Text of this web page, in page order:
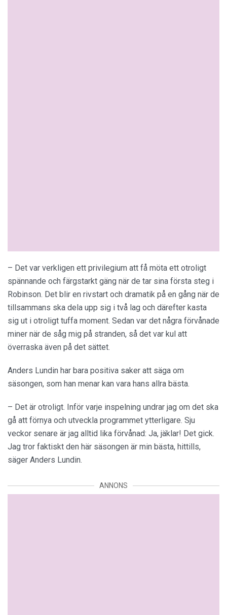
– Det var verkligen ett privilegium att få möta ett otroligt
spännande och färgstarkt gäng när de tar sina första steg i
Robinson. Det blir en rivstart och dramatik på en gång när de
tillsammans ska dela upp sig i två lag och därefter kasta
sig ut i otroligt tuffa moment. Sedan var det några förvånade
miner när de såg mig på stranden, så det var kul att
överraska även på det sättet.
Anders Lundin har bara positiva saker att säga om
säsongen, som han menar kan vara hans allra bästa.
– Det är otroligt. Inför varje inspelning undrar jag om det ska
gå att förnya och utveckla programmet ytterligare. Sju
veckor senare är jag alltid lika förvånad: Ja, jäklar! Det gick.
Jag tror faktiskt den här säsongen är min bästa, hittills,
säger Anders Lundin.
ANNONS